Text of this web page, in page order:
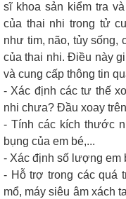
sĩ khoa sản kiểm tra
của thai nhi trong tử
như tim, não, tủy sống,
của thai nhi. Điều này
và cung cấp thông tin
- Xác định các tư thế
nhi chưa? Đầu xoay
- Tính các kích thước
bụng của em bé,...
- Xác định số lượng em
- Hỗ trợ trong các quá
mổ, máy siêu âm xách